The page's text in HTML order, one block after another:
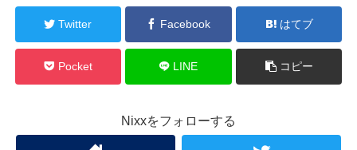
Twitter Facebook はてブ
Pocket LINE コピー
Nixxをフォローする